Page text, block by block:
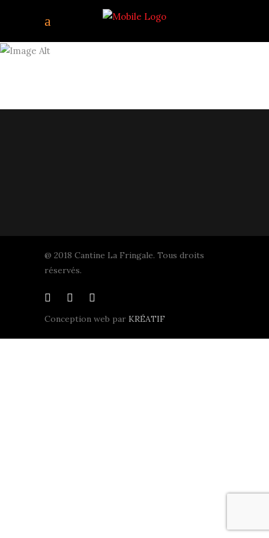
1200PX-
NORTHVOLT_LOGO
@ 2018 Cantine La Fringale. Tous droits
réservés.
Conception web par KRÉATIF